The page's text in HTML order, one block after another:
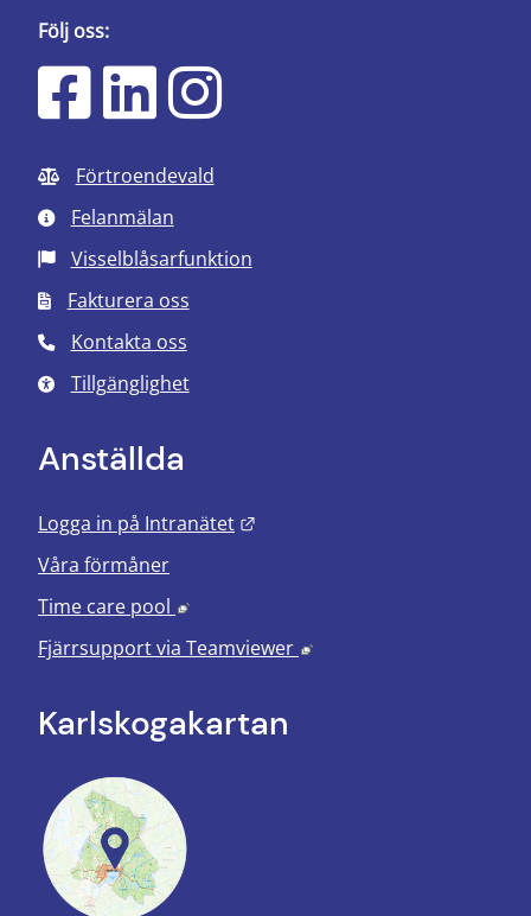
Följ oss:
Förtroendevald
Felanmälan
Visselblåsarfunktion
Fakturera oss
Kontakta oss
Tillgänglighet
Anställda
Logga in på Intranätet
Våra förmåner
Time care pool
Länk till annan webbplats, öppnas i
Fjärrsupport via Teamviewer Länk till annan
Karlskoga­kartan